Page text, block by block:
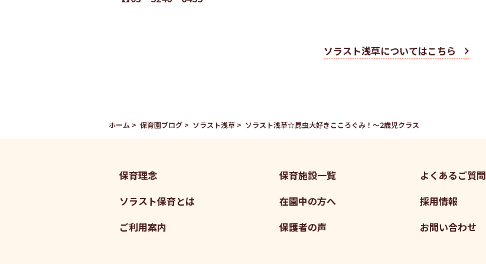
ソラスト浅草についてはこちら
ホーム 保育園ブログ ソラスト浅草 ソラスト浅草☆昆虫大好きこころぐみ！～2歳児クラス
保育理念
ソラスト保育とは
ご利用案内
保育施設一覧
在園中の方へ
保護者の声
よくあるご質問
採用情報
お問い合わせ